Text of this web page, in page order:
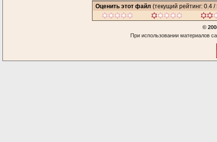
Оценить этот файл (текущий рейтинг: 0.4 /
©
При использовании материалов